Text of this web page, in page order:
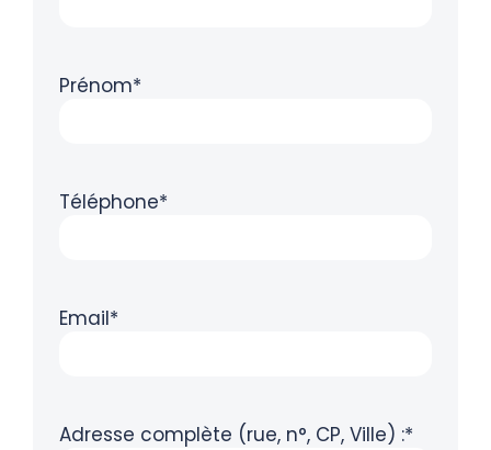
Prénom*
Téléphone*
Email*
Adresse complète (rue, n°, CP, Ville) :*